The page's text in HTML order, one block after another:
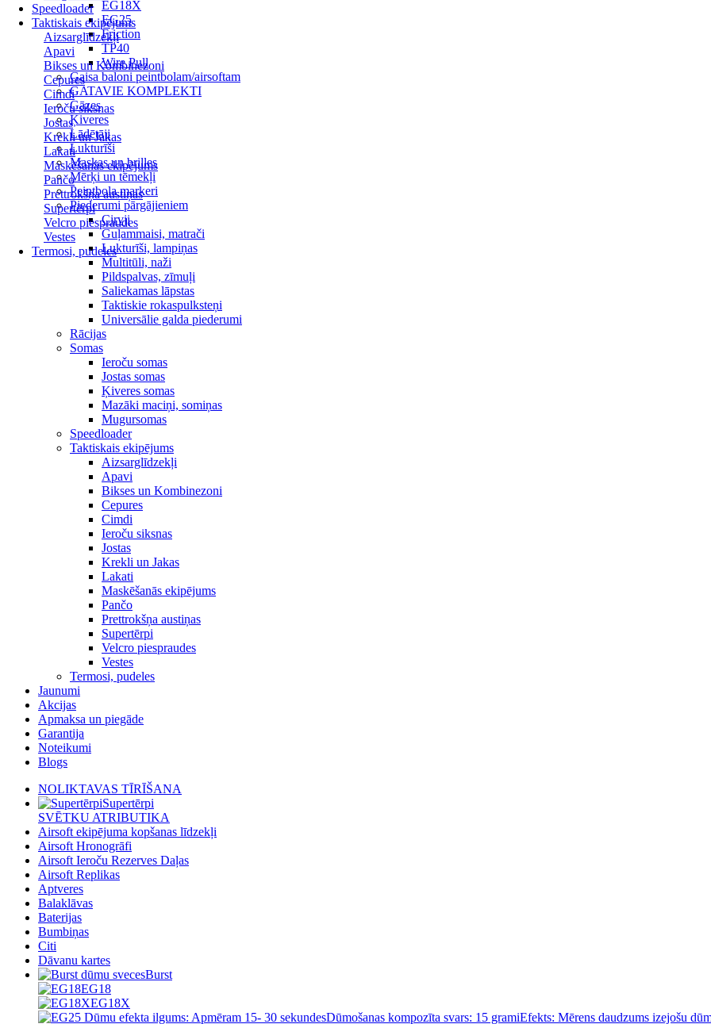
Speedloader
Taktiskais ekipējums
Aizsarglīdzekļi
Apavi
Bikses un Kombinezoni
Cepures
Cimdi
Ieroču siksnas
Jostas
Krekli un Jakas
Lakati
Maskēšanās ekipējums
Pančo
Prettrokšņa austiņas
Supertērpi
Velcro piespraudes
Vestes
Termosi, pudeles
EG18X
EG25
Friction
TP40
Wire Pull
Gaisa baloni peintbolam/airsoftam
GATAVIE KOMPLEKTI
Gāzes
Ķiveres
Lādētāji
Lukturīši
Maskas un brilles
Mērķi un tēmekļi
Peintbola markeri
Piederumi pārgājieniem
Cirvji
Guļammaisi, matrači
Lukturīši, lampiņas
Multitūli, naži
Pildspalvas, zīmuļi
Saliekamas lāpstas
Taktiskie rokaspulksteņi
Universālie galda piederumi
Rācijas
Somas
Ieroču somas
Jostas somas
Ķiveres somas
Mazāki maciņi, somiņas
Mugursomas
Speedloader
Taktiskais ekipējums
Aizsarglīdzekļi
Apavi
Bikses un Kombinezoni
Cepures
Cimdi
Ieroču siksnas
Jostas
Krekli un Jakas
Lakati
Maskēšanās ekipējums
Pančo
Prettrokšņa austiņas
Supertērpi
Velcro piespraudes
Vestes
Termosi, pudeles
Jaunumi
Akcijas
Apmaksa un piegāde
Garantija
Noteikumi
Blogs
NOLIKTAVAS TĪRĪŠANA
Supertērpi
SVĒTKU ATRIBUTIKA
Airsoft ekipējuma kopšanas līdzekļi
Airsoft Hronogrāfi
Airsoft Ieroču Rezerves Daļas
Airsoft Replikas
Aptveres
Balaklāvas
Baterijas
Bumbiņas
Citi
Dāvanu kartes
Burst
EG18
EG18X